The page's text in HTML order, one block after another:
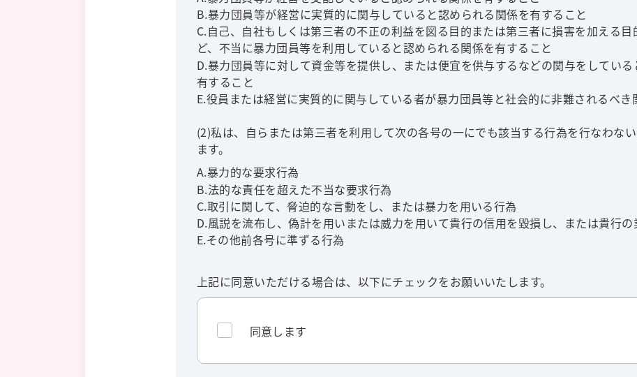
B.暴力団員等が経営に実質的に関与していると認められる関係を有すること
C.自己、自社もしくは第三者の不正の利益を図る目的または第三者に損害を加える目
ど、不当に暴力団員等を利用していると認められる関係を有すること
D.暴力団員等に対して資金等を提供し、または便宜を供与するなどの関与をしてい
有すること
E.役員または経営に実質的に関与している者が暴力団員等と社会的に非難されるべき
(2)私は、自らまたは第三者を利用して次の各号の一にでも該当する行為を行なわな
ます。
A.暴力的な要求行為
B.法的な責任を超えた不当な要求行為
C.取引に関して、脅迫的な言動をし、または暴力を用いる行為
D.風説を流布し、偽計を用いまたは威力を用いて貴行の信用を毀損し、または貴行
E.その他前各号に準ずる行為
上記に同意いただける場合は、以下にチェックをお願いいたします。
同意します